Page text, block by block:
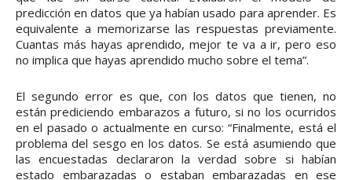
predicción en datos que ya habían usado para aprender. Es
equivalente a memorizarse las respuestas previamente.
Cuantas más hayas aprendido, mejor te va a ir, pero eso
no implica que hayas aprendido mucho sobre el tema”.
El segundo error es que, con los datos que tienen, no
están prediciendo embarazos a futuro, si no los ocurridos
en el pasado o actualmente en curso: “Finalmente, está el
problema del sesgo en los datos. Se está asumiendo que
las encuestadas declararon la verdad sobre si habían
estado embarazadas o estaban embarazadas en ese